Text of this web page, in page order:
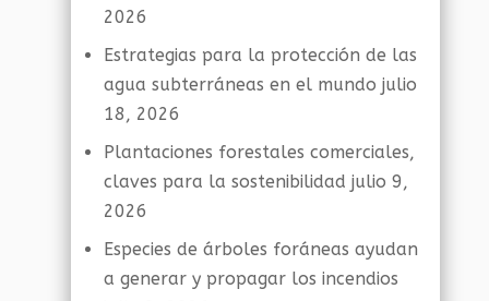
2026
Estrategias para la protección de las
agua subterráneas en el mundo julio
18, 2026
Plantaciones forestales comerciales,
claves para la sostenibilidad julio 9,
2026
Especies de árboles foráneas ayudan
a generar y propagar los incendios